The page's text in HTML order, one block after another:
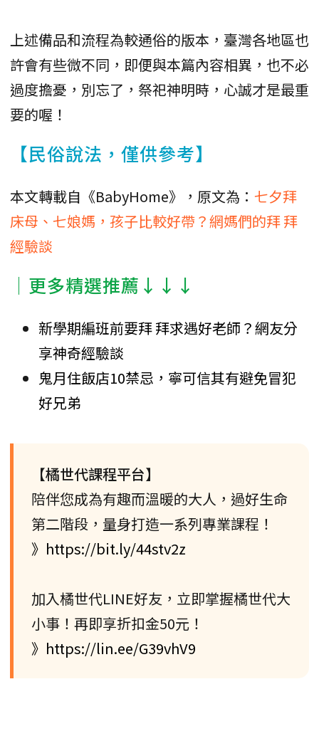
上述備品和流程為較通俗的版本，臺灣各地區也
許會有些微不同，即便與本篇內容相異，也不必
過度擔憂，別忘了，祭祀神明時，心誠才是最重
要的喔！
【民俗說法，僅供參考】
本文轉載自《BabyHome》，原文為： 七夕拜
床母、七娘媽，孩子比較好帶？網媽們的拜 拜
經驗談
│更多精選推薦↓↓↓
新學期編班前要拜 拜求遇好老師？網友分
享神奇經驗談
鬼月住飯店10禁忌，寧可信其有避免冒犯
好兄弟
【橘世代課程平台】
陪伴您成為有趣而溫暖的大人，過好生命
第二階段，量身打造一系列專業課程！
》https://bit.ly/44stv2z
加入橘世代LINE好友，立即掌握橘世代大
小事！再即享折扣金50元！
》https://lin.ee/G39vhV9